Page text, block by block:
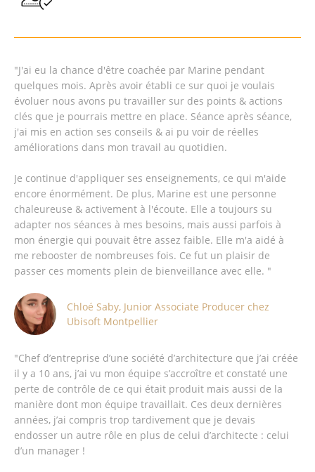
"J'ai eu la chance d'être coachée par Marine pendant
quelques mois. Après avoir établi ce sur quoi je voulais
évoluer nous avons pu travailler sur des points & actions
clés que je pourrais mettre en place. Séance après séance,
j'ai mis en action ses conseils & ai pu voir de réelles
améliorations dans mon travail au quotidien.
Je continue d'appliquer ses enseignements, ce qui m'aide
encore énormément. De plus, Marine est une personne
chaleureuse & activement à l'écoute. Elle a toujours su
adapter nos séances à mes besoins, mais aussi parfois à
mon énergie qui pouvait être assez faible. Elle m'a aidé à
me rebooster de nombreuses fois. Ce fut un plaisir de
passer ces moments plein de bienveillance avec elle. "
Chloé Saby, Junior Associate Producer chez
Ubisoft Montpellier
"Chef d’entreprise d’une société d’architecture que j’ai créée
il y a 10 ans, j’ai vu mon équipe s’accroître et constaté une
perte de contrôle de ce qui était produit mais aussi de la
manière dont mon équipe travaillait. Ces deux dernières
années, j’ai compris trop tardivement que je devais
endosser un autre rôle en plus de celui d’architecte : celui
d’un manager !